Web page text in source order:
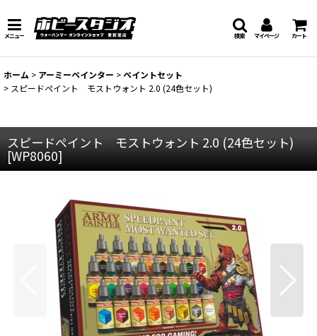
メニュー マイページ カート
検索
ホーム > アーミーペインター >ペイントセット
> スピードペイント モストウォント 2.0 (24色セット)
スピードペイント モストウォント 2.0 (24色セット)
[WP8060]